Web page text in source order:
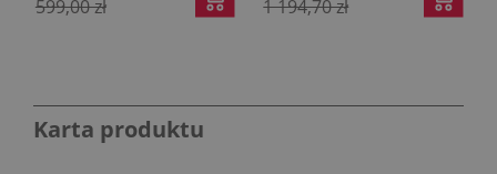
599,00 zł 1 194,70 zł
Karta produktu